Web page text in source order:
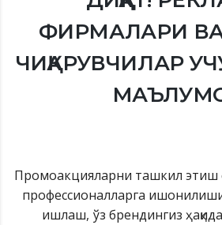
ФИРМАЛАРИ
ЧИҚАРУВЧИЛАР
Промоакцияларни ташкил этиш
профессионалларга
ишлаш, ўз брендингиз